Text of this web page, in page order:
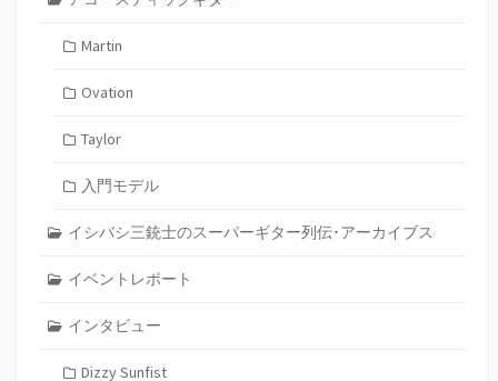
Martin
Ovation
Taylor
入門モデル
イシバシ三銃士のスーパーギター列伝･アーカイブス
イベントレポート
インタビュー
Dizzy Sunfist